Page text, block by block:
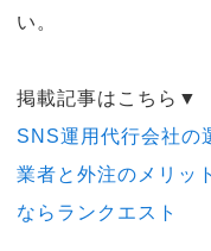
い。
掲載記事はこちら▼
SNS運用代行会社の
業者と外注のメリッ
ならランクエスト